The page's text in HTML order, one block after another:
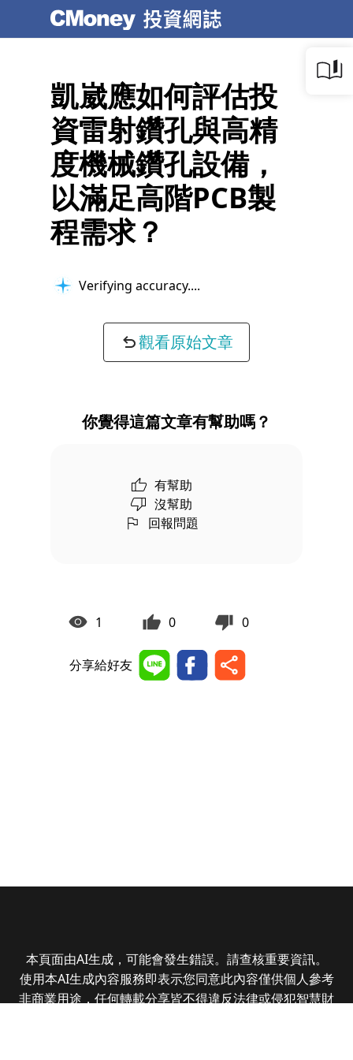
凱崴應如何評估投
資雷射鑽孔與高精
度機械鑽孔設備，
以滿足高階PCB製
程需求？
Verifying accuracy...
觀看原始文章
你覺得這篇文章有幫助嗎？
有幫助
沒幫助
回報問題
1 0 0
分享給好友
本頁面由AI生成，可能會發生錯誤。請查核重要資訊。
使用本AI生成內容服務即表示您同意此內容僅供個人參考
非商業用途，任何轉載分享皆不得違反法律或侵犯智慧財